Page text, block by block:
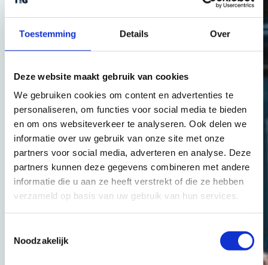
Toestemming Details Over
Deze website maakt gebruik van cookies
We gebruiken cookies om content en advertenties te
personaliseren, om functies voor social media te bieden
en om ons websiteverkeer te analyseren. Ook delen we
informatie over uw gebruik van onze site met onze
partners voor social media, adverteren en analyse. Deze
partners kunnen deze gegevens combineren met andere
informatie die u aan ze heeft verstrekt of die ze hebben
verzameld op basis van uw gebruik van hun services.
Noodzakelijk
boeken gereden gaat worden. Goed dat Nederland
weereen internationale ronde erbijheeft.”
door het innovatieve karakter van de Tour of
Holland.
Dinsdag 14 oktober -> Proloog Den Haag
Den Haag verwelkomt de Tour of Holland en is
gastheer van de ‘Dutch Depart’, onder andere met
de ploegenpresentatie, een fietsfestival en een
veelheid aan activiteiten voor de wielerfans in en
rondom Sportcampus Zuiderpark. Den Haag trapt
avondproloog in en rondom het Zuiderpark.
France Femmes komt er weer een grote
wielerronde naar Den Haag. De Haagse Dutch